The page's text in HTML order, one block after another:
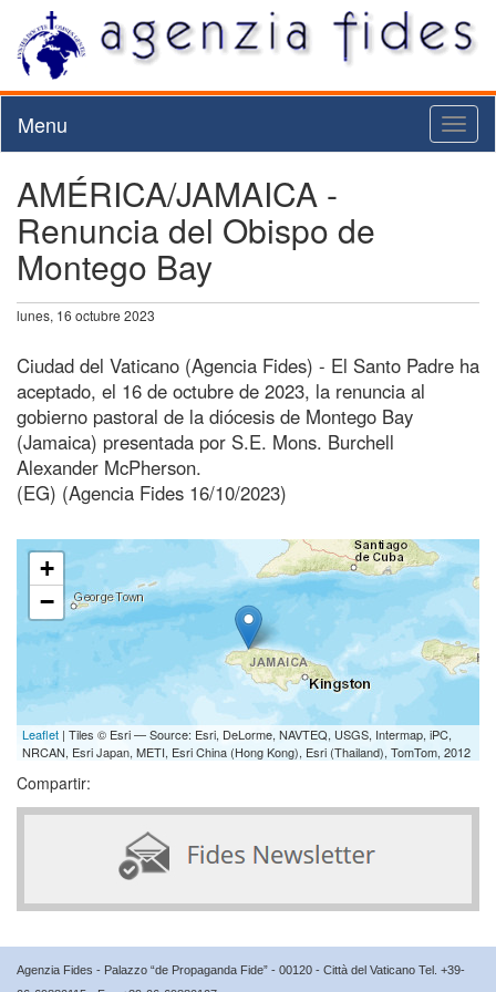
Menu
AMÉRICA/JAMAICA -
Renuncia del Obispo de
Montego Bay
lunes, 16 octubre 2023
Ciudad del Vaticano (Agencia Fides) - El Santo Padre ha
aceptado, el 16 de octubre de 2023, la renuncia al
gobierno pastoral de la diócesis de Montego Bay
(Jamaica) presentada por S.E. Mons. Burchell
Alexander McPherson.
(EG) (Agencia Fides 16/10/2023)
+
−
Leaflet | Tiles © Esri — Source: Esri, DeLorme, NAVTEQ, USGS, Intermap, iPC,
NRCAN, Esri Japan, METI, Esri China (Hong Kong), Esri (Thailand), TomTom, 2012
Compartir:
Agenzia Fides - Palazzo “de Propaganda Fide” - 00120 - Città del Vaticano Tel. +39-